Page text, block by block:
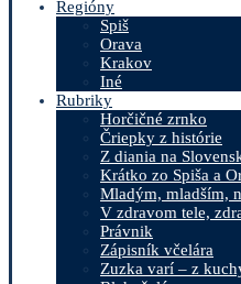
Regióny
Spiš
Orava
Krakov
Iné
Rubriky
Horčičné zrnko
Čriepky z histórie
Z diania na
Krátko zo Spiša a
Mladým, mladším,
V zdravom tele,
Právnik
Zápisník včelára
Zuzka varí – z